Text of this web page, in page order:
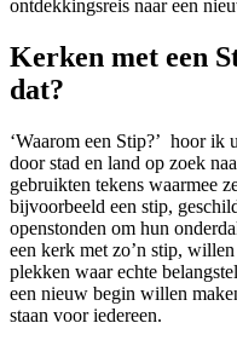
ontdekkingsreis naar een
Kerken met een
dat?
‘Waarom een Stip?’ hoor ik
door stad en land op zoek
gebruikten tekens waarmee
bijvoorbeeld een stip,
openstonden om hun
een kerk met zo’n stip,
plekken waar echte
een nieuw begin willen
staan voor iedereen.